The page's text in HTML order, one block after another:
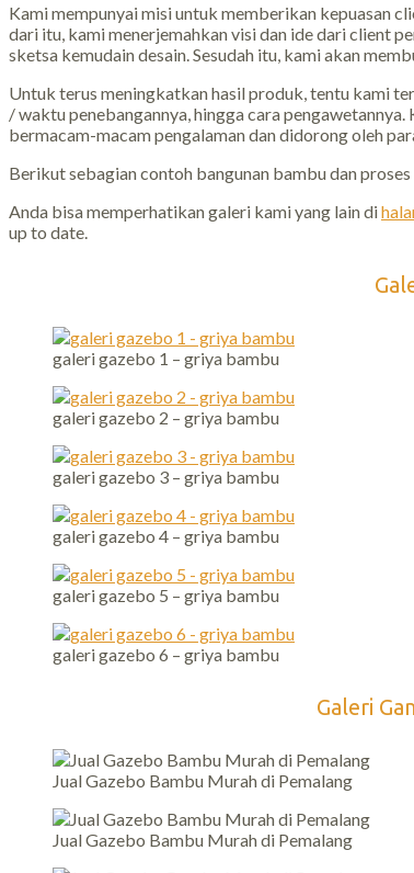
Kami mempunyai misi untuk memberikan kepuasan
dari itu, kami menerjemahkan visi dan ide dari client
sketsa kemudain desain. Sesudah itu, kami akan
Untuk terus meningkatkan hasil produk, tentu kami
/ waktu penebangannya, hingga cara
bermacam-macam pengalaman dan didorong oleh
Berikut sebagian contoh bangunan bambu dan
Anda bisa memperhatikan galeri kami yang lain di
up to date.
galeri gazebo 1 – griya bambu
galeri gazebo 2 – griya bambu
galeri gazebo 3 – griya bambu
galeri gazebo 4 – griya bambu
galeri gazebo 5 – griya bambu
galeri gazebo 6 – griya bambu
Galeri
Jual Gazebo Bambu Murah di Pemalang
Jual Gazebo Bambu Murah di Pemalang